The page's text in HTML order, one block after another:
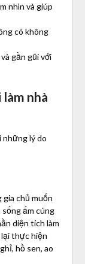
nhìn và giúp
có không
gần gũi với
làm nhà
những lý do
gia chủ muốn
ấm cúng
diện tích làm
thực hiện
hồ sen, ao